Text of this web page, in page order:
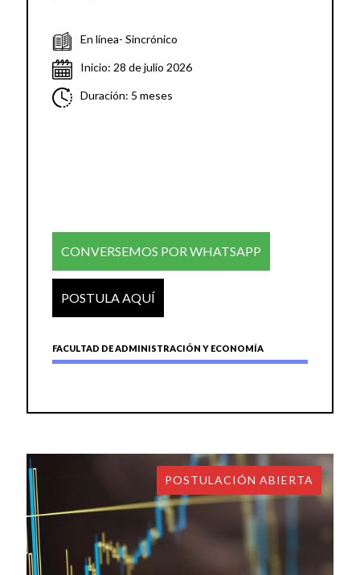
En línea- Sincrónico
Inicio: 28 de julio 2026
Duración: 5 meses
CONVERSEMOS POR WHATSAPP
POSTULA AQUÍ
FACULTAD DE ADMINISTRACIÓN Y ECONOMÍA
POSTULACIÓN ABIERTA